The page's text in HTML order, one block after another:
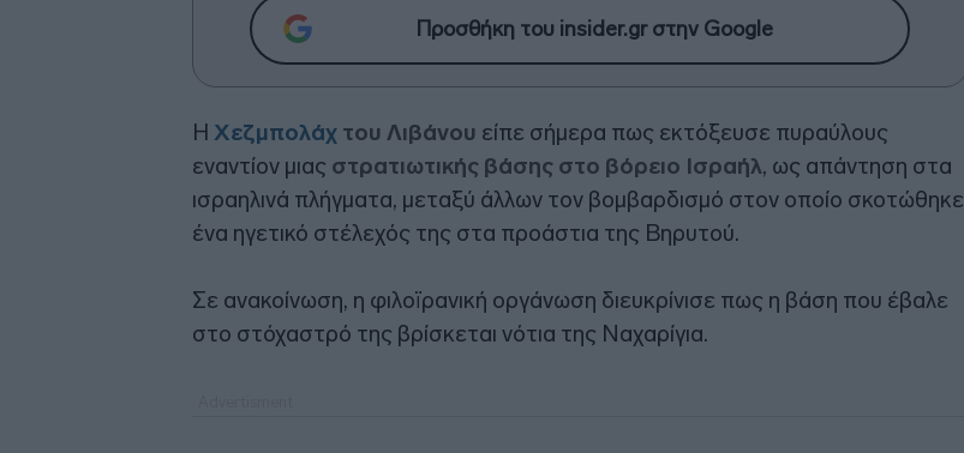
Προσθήκη του insider.gr στην Google
Η Χεζμπολάχ του Λιβάνου είπε σήμερα πως εκτόξευσε πυραύλους
εναντίον μιας στρατιωτικής βάσης στο βόρειο Ισραήλ, ως απάντηση στα
ισραηλινά πλήγματα, μεταξύ άλλων τον βομβαρδισμό στον οποίο σκοτώθηκε
ένα ηγετικό στέλεχός της στα προάστια της Βηρυτού.
Σε ανακοίνωση, η φιλοϊρανική οργάνωση διευκρίνισε πως η βάση που έβαλε
στο στόχαστρό της βρίσκεται νότια της Ναχαρίγια.